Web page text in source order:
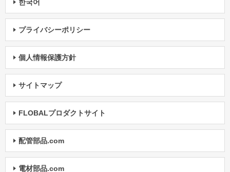
한국어
プライバシーポリシー
個人情報保護方針
サイトマップ
FLOBALプロダクトサイト
配管部品.com
電材部品.com